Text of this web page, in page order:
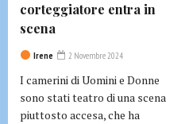
corteggiatore entra in
scena
Irene 2 Novembre 2024
I camerini di Uomini e Donne
sono stati teatro di una scena
piuttosto accesa, che ha